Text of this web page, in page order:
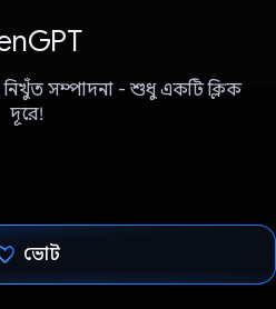
নিখুঁত সম্পাদনা - শুধু একটি ক্লিক
দূরে!
ভোট